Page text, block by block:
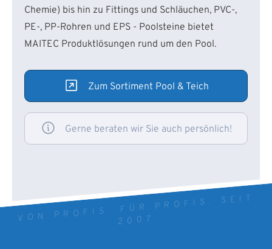
Chemie) bis hin zu Fittings und Schläuchen, PVC-,
PE-, PP-Rohren und EPS - Poolsteine bietet
MAITEC Produktlösungen rund um den Pool.
Zum Sortiment Pool & Teich
Gerne beraten wir Sie auch persönlich!
VON PROFIS. FÜR PROFIS. SEIT
2007